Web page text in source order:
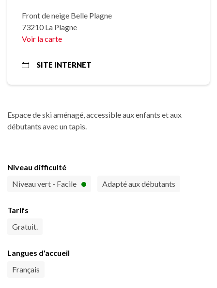
Front de neige Belle Plagne
73210 La Plagne
Voir la carte
SITE INTERNET
Espace de ski aménagé, accessible aux enfants et aux
débutants avec un tapis.
Niveau difficulté
Niveau vert - Facile
Adapté aux débutants
Tarifs
Gratuit.
Langues d'accueil
Français